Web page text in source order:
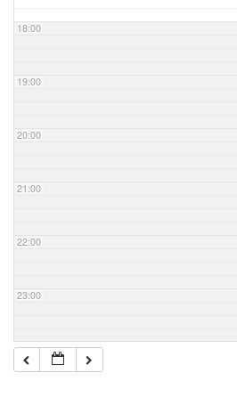
18:00
19:00
20:00
21:00
22:00
23:00